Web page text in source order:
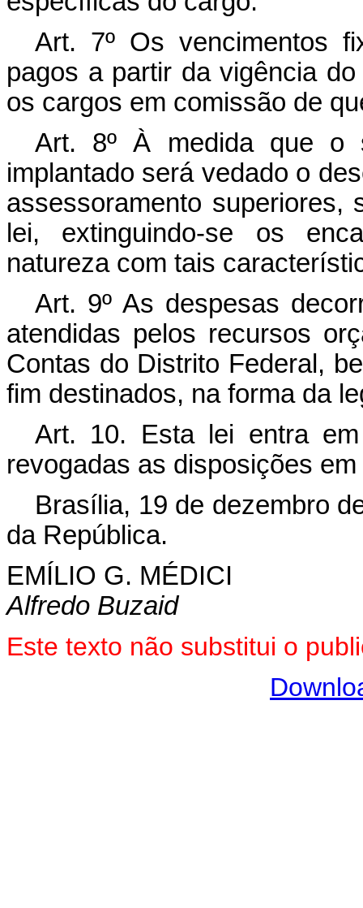
Art. 7º Os vencimentos
pagos a partir da vigência
os cargos em comissão de
Art. 8º À medida que o
implantado será vedado o
assessoramento superiores,
lei, extinguindo-se os
natureza com tais
Art. 9º As despesas
atendidas pelos recursos
Contas do Distrito Federal,
fim destinados, na forma da
Art. 10. Esta lei entra
revogadas as disposições
Brasília, 19 de dezembro
da República.
EMÍLIO G. MÉDICI
Alfredo Buzaid
Este texto não substitui o